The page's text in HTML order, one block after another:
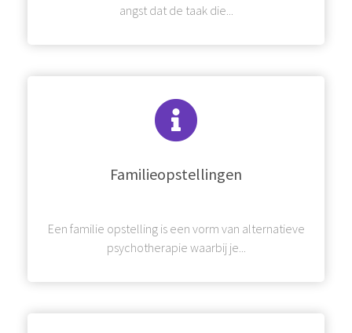
angst dat de taak die...
Familieopstellingen
Een familie opstelling is een vorm van alternatieve
psychotherapie waarbij je...